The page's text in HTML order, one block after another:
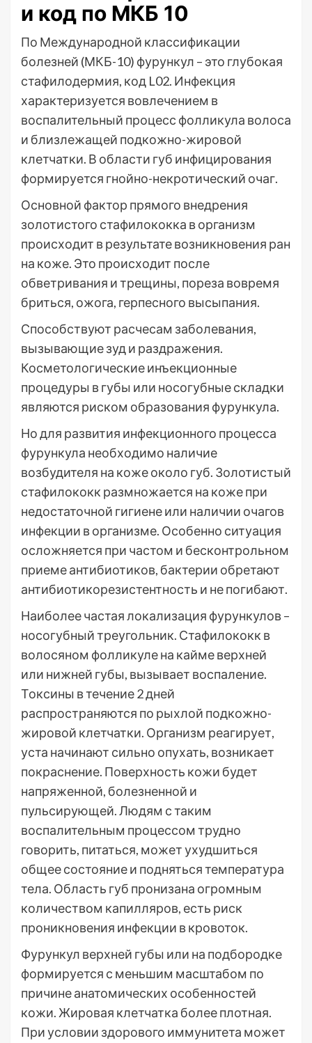
и код по МКБ 10
По Международной классификации
болезней (МКБ-10) фурункул – это глубокая
стафилодермия, код L02. Инфекция
характеризуется вовлечением в
воспалительный процесс фолликула волоса
и близлежащей подкожно-жировой
клетчатки. В области губ инфицирования
формируется гнойно-некротический очаг.
Основной фактор прямого внедрения
золотистого стафилококка в организм
происходит в результате возникновения ран
на коже. Это происходит после
обветривания и трещины, пореза вовремя
бриться, ожога, герпесного высыпания.
Способствуют расчесам заболевания,
вызывающие зуд и раздражения.
Косметологические инъекционные
процедуры в губы или носогубные складки
являются риском образования фурункула.
Но для развития инфекционного процесса
фурункула необходимо наличие
возбудителя на коже около губ. Золотистый
стафилококк размножается на коже при
недостаточной гигиене или наличии очагов
инфекции в организме. Особенно ситуация
осложняется при частом и бесконтрольном
приеме антибиотиков, бактерии обретают
антибиотикорезистентность и не погибают.
Наиболее частая локализация фурункулов –
носогубный треугольник. Стафилококк в
волосяном фолликуле на кайме верхней
или нижней губы, вызывает воспаление.
Токсины в течение 2 дней
распространяются по рыхлой подкожно-
жировой клетчатки. Организм реагирует,
уста начинают сильно опухать, возникает
покраснение. Поверхность кожи будет
напряженной, болезненной и
пульсирующей. Людям с таким
воспалительным процессом трудно
говорить, питаться, может ухудшиться
общее состояние и подняться температура
тела. Область губ пронизана огромным
количеством капилляров, есть риск
проникновения инфекции в кровоток.
Фурункул верхней губы или на подбородке
формируется с меньшим масштабом по
причине анатомических особенностей
кожи. Жировая клетчатка более плотная.
При условии здорового иммунитета может